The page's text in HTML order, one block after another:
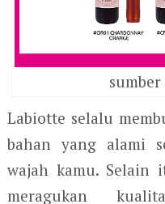
Labiotte selalu
bahan yang alami
wajah kamu. Selain
meragukan